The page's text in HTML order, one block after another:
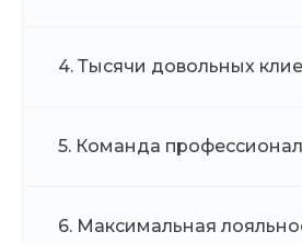
4. Тысячи довольных
5. Команда
6. Максимальная